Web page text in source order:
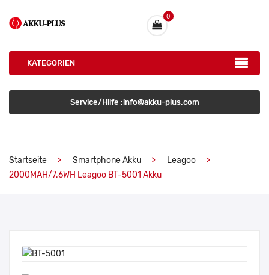
0
KATEGORIEN
Service/Hilfe :info@akku-plus.com
Startseite Smartphone Akku
Leagoo
2000MAH/7.6WH Leagoo BT-5001 Akku